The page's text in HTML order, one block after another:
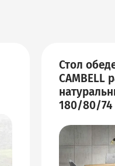
Стол
CAMBELL
180/80/74